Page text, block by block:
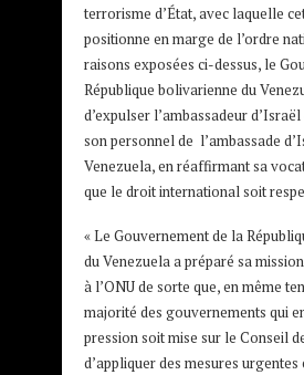
terrorisme d’État, avec laquelle
positionne en marge de l’ordre
raisons exposées ci-dessus, le
République bolivarienne du
d’expulser l’ambassadeur
son personnel de l’ambassade
Venezuela, en réaffirmant sa
que le droit international soit
« Le Gouvernement de la
du Venezuela a préparé sa
à l’ONU de sorte que, en même
majorité des gouvernements qui
pression soit mise sur le Conseil
d’appliquer des mesures urgentes